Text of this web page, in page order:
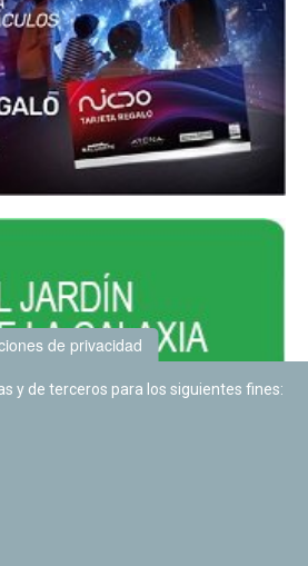
de privacidad
y de terceros para los siguientes fines: